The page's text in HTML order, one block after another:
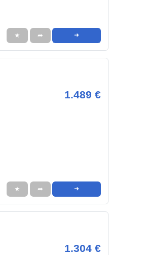
★ ➦ ➜
1.489 €
★ ➦ ➜
1.304 €